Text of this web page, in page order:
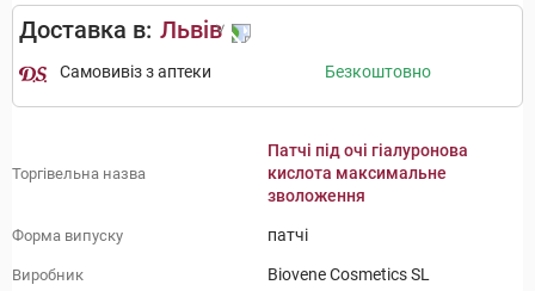
Доставка в: Львів
Самовивіз з аптеки Безкоштовно
Торгівельна назва
Патчі під очі гіалуронова
кислота максимальне
зволоження
Форма випуску патчі
Виробник Biovene Cosmetics SL